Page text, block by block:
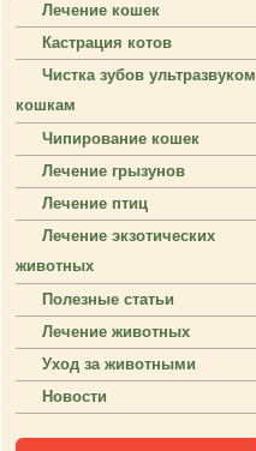
Лечение кошек
Кастрация котов
Чистка зубов ультразвуком
кошкам
Чипирование кошек
Лечение грызунов
Лечение птиц
Лечение экзотических
животных
Полезные статьи
Лечение животных
Уход за животными
Новости